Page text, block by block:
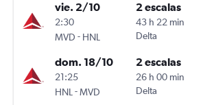
vie. 2/10
2:30
MVD - HNL
2 escalas
43 h 22 min
Delta
dom. 18/10
21:25
HNL -MVD
2 escalas
26 h 00 min
Delta